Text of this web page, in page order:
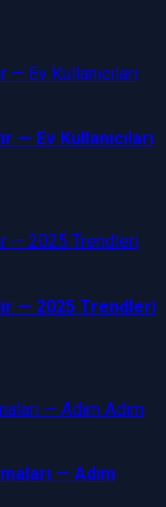
— Ev Kullanıcıları
— 2025 Trendleri
— Adım